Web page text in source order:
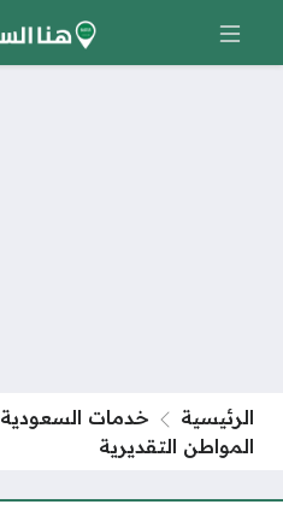
الرئيسية خدمات السعودية
المواطن التقديرية